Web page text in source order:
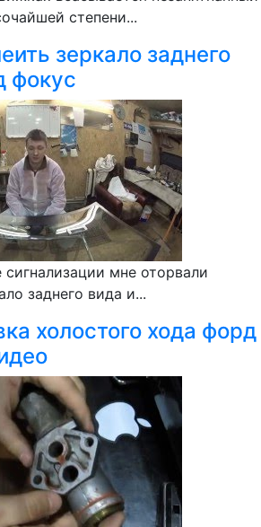
степени...
зеркало заднего
фокус
мне оторвали
заднего вида и...
холостого хода форд